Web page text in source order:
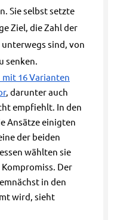
Sie selbst setzte
Ziel, die Zahl der
sind, von
senken.
16 Varianten
, darunter auch
empfiehlt. In den
Ansätze einigten
der beiden
wählten sie
Der
in den
wird, sieht